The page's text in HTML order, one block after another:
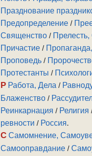
Празднование
Предопределение /
Священство /
Причастие /
Проповедь /
Протестанты /
Р Работа, Дела /
Блаженство /
Реинкарнация / Религия
ревности / Россия.
С Самомнение,
Самооправдание /